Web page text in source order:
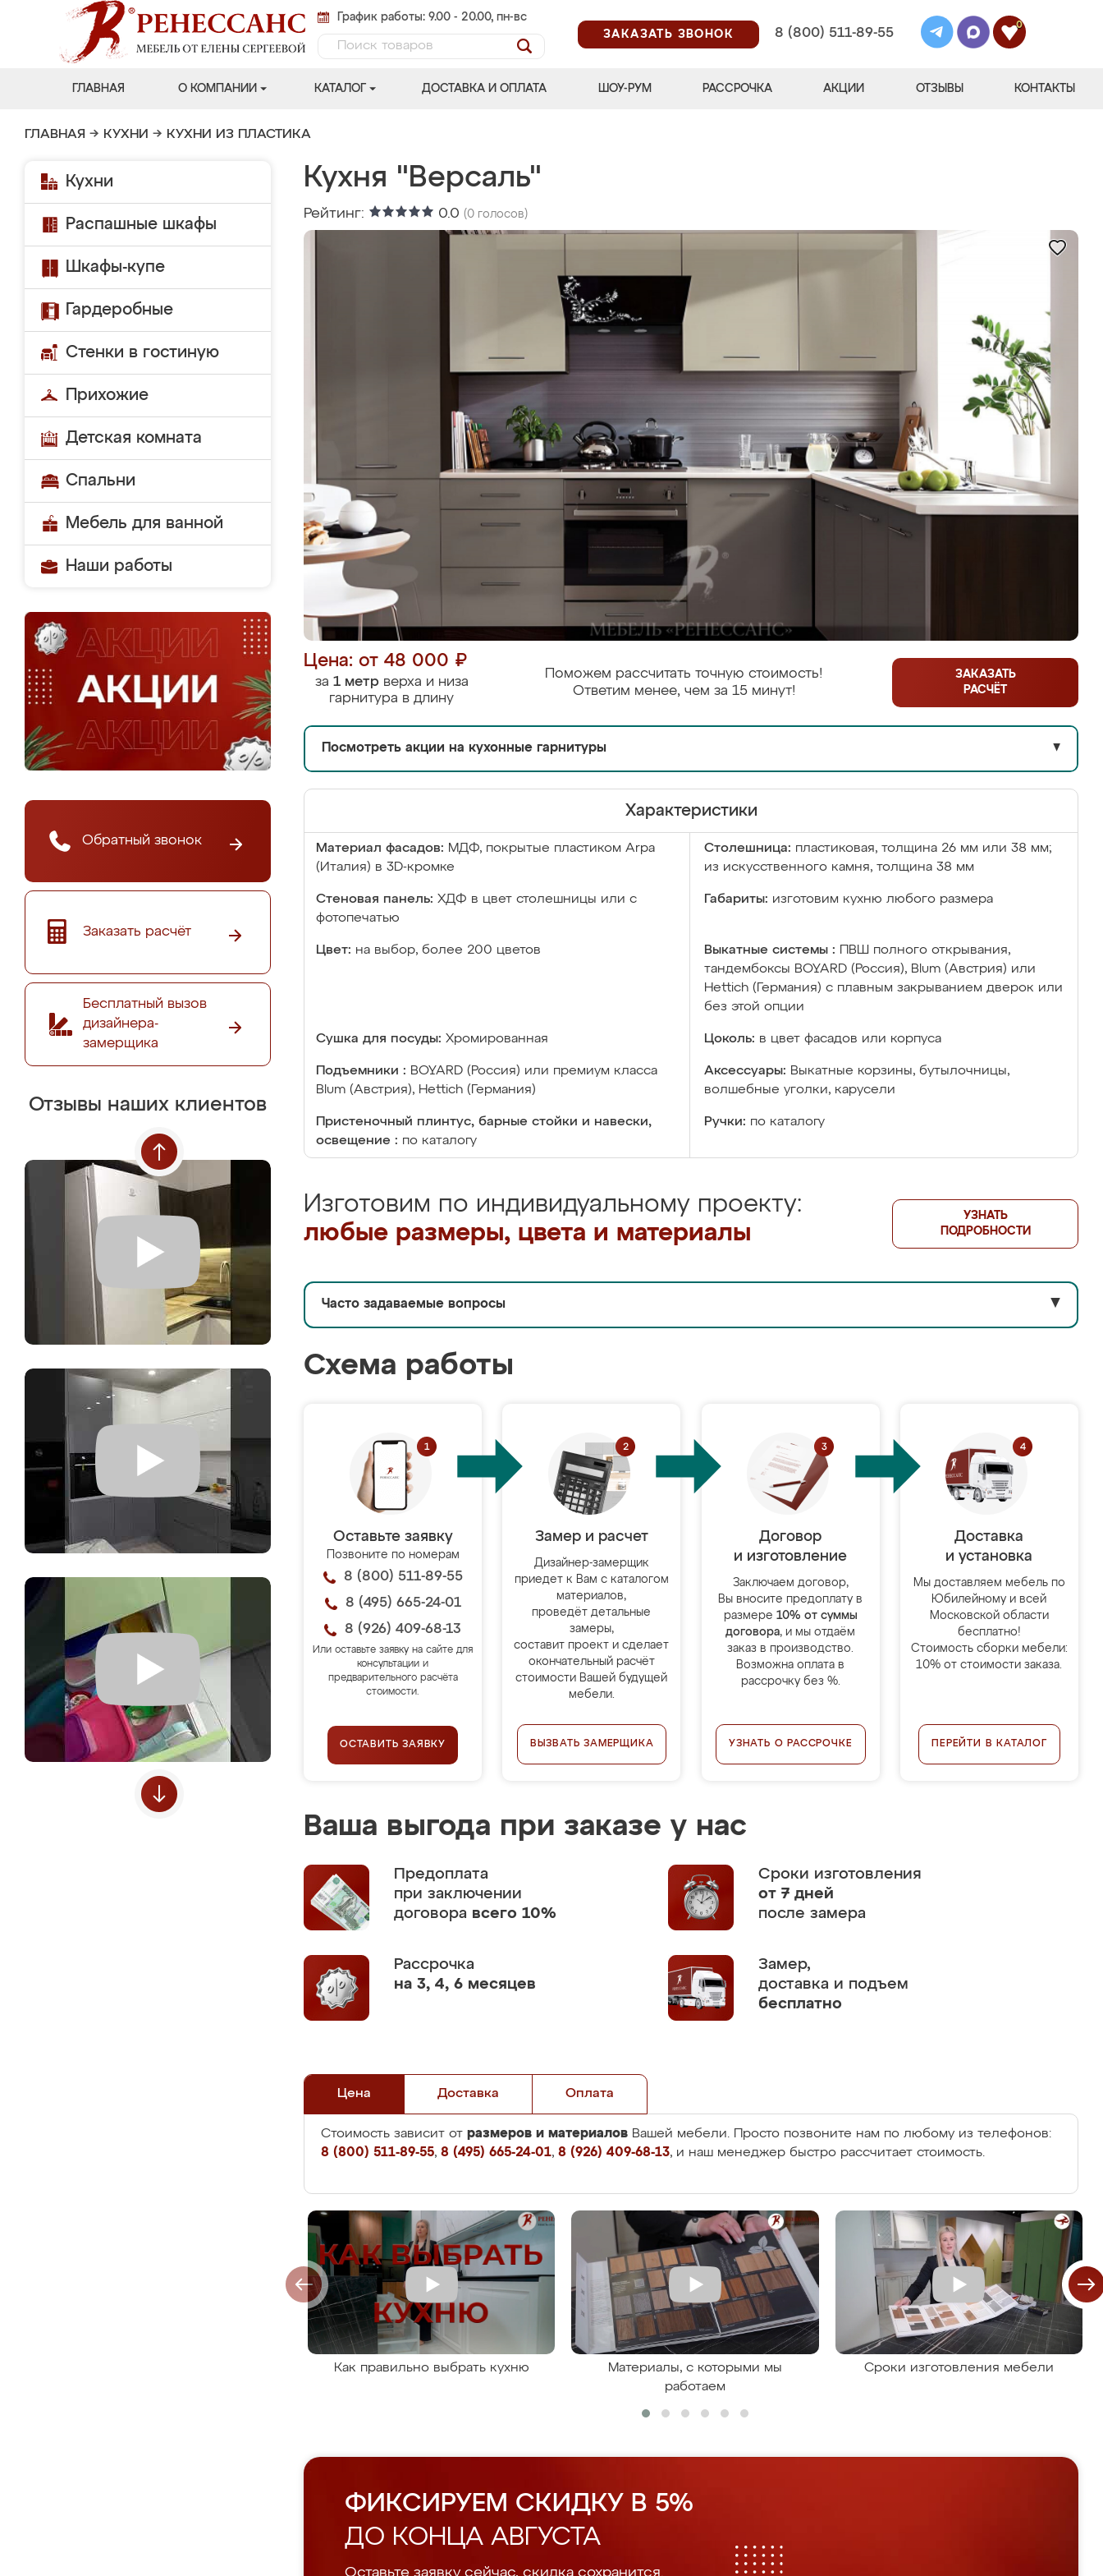
График работы: 9.00 - 20.00, пн-вс
ЗАКАЗАТЬ ЗВОНОК
8 (800) 511-89-55
0
ГЛАВНАЯ О КОМПАНИИ КАТАЛОГ ДОСТАВКА И ОПЛАТА ШОУ-РУМ РАССРОЧКА АКЦИИ ОТЗЫВЫ КОНТАКТЫ
ГЛАВНАЯ → КУХНИ → КУХНИ ИЗ ПЛАСТИКА
Кухни
Распашные шкафы
Шкафы-купе
Гардеробные
Стенки в гостиную
Прихожие
Детская комната
Спальни
Мебель для ванной
Наши работы
Обратный звонок
Заказать расчёт
Бесплатный вызов
дизайнера-
замерщика
Отзывы наших клиентов
Кухня "Версаль"
Рейтинг: 0.0 (0 голосов)
Цена: от 48 000 ₽
за 1 метрверха и низа
гарнитура в длину
Поможем рассчитать точную стоимость!
Ответим менее, чем за 15 минут!
ЗАКАЗАТЬ
РАСЧЁТ
Посмотреть акции на кухонные гарнитуры ▼
Характеристики
Материал фасадов: МДФ, покрытые пластиком Arpa
(Италия) в 3D-кромке
Столешница: пластиковая, толщина 26 мм или 38 мм;
из искусственного камня, толщина 38 мм
Стеновая панель: ХДФ в цвет столешницы или с
фотопечатью
Габариты: изготовим кухню любого размера
Цвет: на выбор, более 200 цветов Выкатные системы :
ПВШ полного открывания,
тандембоксы BOYARD (Россия), Blum (Австрия) или
Hettich (Германия) с плавным закрыванием дверок или
без этой опции
Сушка для посуды: Хромированная Цоколь: в цвет фасадов или корпуса
Подъемники : BOYARD (Россия) или премиум класса
Blum (Австрия), Hettich (Германия)
Аксессуары: Выкатные корзины, бутылочницы,
волшебные уголки, карусели
Пристеночный плинтус, барные стойки и навески,
освещение : по каталогу
Ручки: по каталогу
Изготовим по индивидуальному проекту:
любые размеры, цвета и материалы
УЗНАТЬ
ПОДРОБНОСТИ
Часто задаваемые вопросы ▼
Схема работы
Оставьте заявку
Позвоните по номерам
8 (800) 511-89-55
8 (495) 665-24-01
8 (926) 409-68-13
Или оставьте заявку на сайте для
консультации и
предварительного расчёта
стоимости.
ОСТАВИТЬ ЗАЯВКУ
Замер и расчет
Дизайнер-замерщик
приедет к Вам с каталогом
материалов,
проведёт детальные
замеры,
составит проект и сделает
окончательный расчёт
стоимости Вашей будущей
мебели.
ВЫЗВАТЬ ЗАМЕРЩИКА
Договор
и изготовление
Заключаем договор,
Вы вносите предоплату в
размере 10% от суммы
договора, и мы отдаём
заказ в производство.
Возможна оплата в
рассрочку без %.
УЗНАТЬ О РАССРОЧКЕ
Доставка
и установка
Мы доставляем мебель по
Юбилейному и всей
Московской области
бесплатно!
Стоимость сборки мебели:
10% от стоимости заказа.
ПЕРЕЙТИ В КАТАЛОГ
Ваша выгода при заказе у нас
Предоплата
при заключении
договора всего 10%
Сроки изготовления
от 7 дней
после замера
Рассрочка
на 3, 4, 6 месяцев
Замер,
доставка и подъем
бесплатно
Цена Доставка Оплата
Стоимость зависит от размеров и материалов Вашей мебели. Просто позвоните нам по любому из телефонов:
8 (800) 511-89-55, 8 (495) 665-24-01, 8 (926) 409-68-13, и наш менеджер быстро рассчитает стоимость.
Как правильно выбрать кухню
Материалы, с которыми мы
работаем
Сроки изготовления мебели
ФИКСИРУЕМ СКИДКУ В 5%
ДО КОНЦА АВГУСТА
Оставьте заявку сейчас, скидка сохранится.